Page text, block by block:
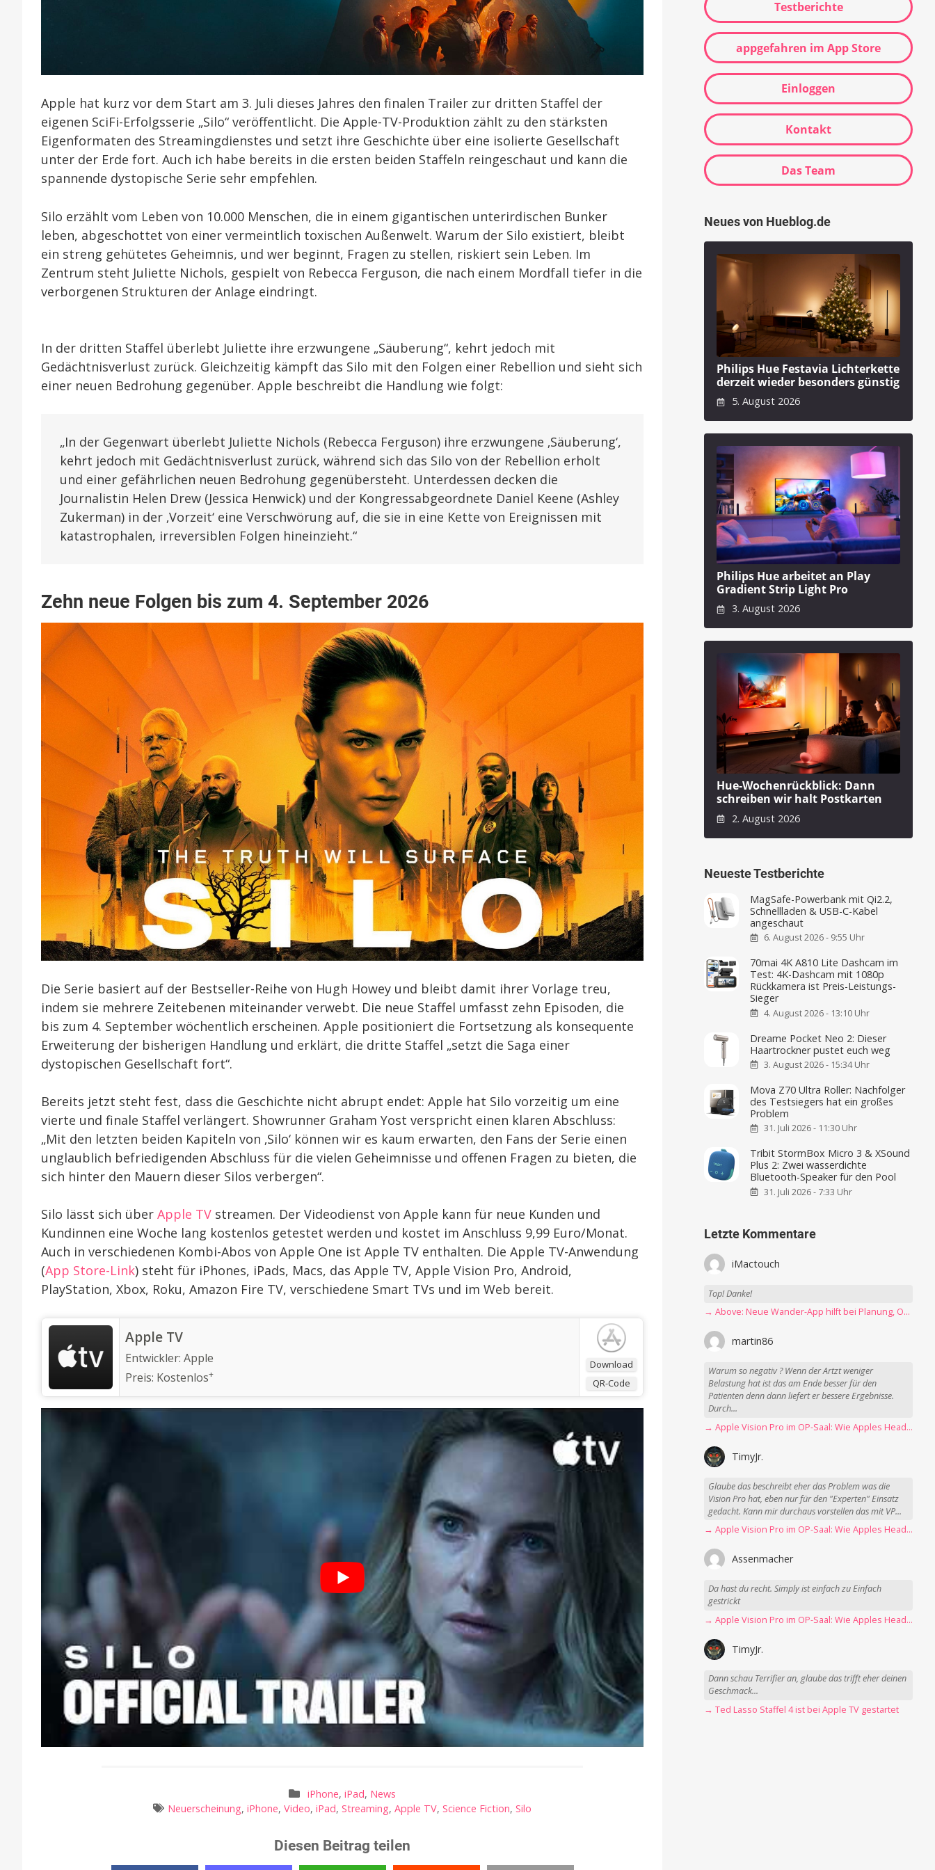
Apple hat kurz vor dem Start am 3. Juli dieses Jahres den finalen Trailer zur dritten Staffel der
eigenen SciFi-Erfolgsserie „Silo“ veröffentlicht. Die Apple-TV-Produktion zählt zu den stärksten
Eigenformaten des Streamingdienstes und setzt ihre Geschichte über eine isolierte Gesellschaft
unter der Erde fort. Auch ich habe bereits in die ersten beiden Staffeln reingeschaut und kann die
spannende dystopische Serie sehr empfehlen.
Silo erzählt vom Leben von 10.000 Menschen, die in einem gigantischen unterirdischen Bunker
leben, abgeschottet von einer vermeintlich toxischen Außenwelt. Warum der Silo existiert, bleibt
ein streng gehütetes Geheimnis, und wer beginnt, Fragen zu stellen, riskiert sein Leben. Im
Zentrum steht Juliette Nichols, gespielt von Rebecca Ferguson, die nach einem Mordfall tiefer in die
verborgenen Strukturen der Anlage eindringt.
In der dritten Staffel überlebt Juliette ihre erzwungene „Säuberung“, kehrt jedoch mit
Gedächtnisverlust zurück. Gleichzeitig kämpft das Silo mit den Folgen einer Rebellion und sieht sich
einer neuen Bedrohung gegenüber. Apple beschreibt die Handlung wie folgt:
„In der Gegenwart überlebt Juliette Nichols (Rebecca Ferguson) ihre erzwungene ‚Säuberung‘,
kehrt jedoch mit Gedächtnisverlust zurück, während sich das Silo von der Rebellion erholt
und einer gefährlichen neuen Bedrohung gegenübersteht. Unterdessen decken die
Journalistin Helen Drew (Jessica Henwick) und der Kongressabgeordnete Daniel Keene (Ashley
Zukerman) in der ‚Vorzeit‘ eine Verschwörung auf, die sie in eine Kette von Ereignissen mit
katastrophalen, irreversiblen Folgen hineinzieht.“
Zehn neue Folgen bis zum 4. September 2026
Die Serie basiert auf der Bestseller-Reihe von Hugh Howey und bleibt damit ihrer Vorlage treu,
indem sie mehrere Zeitebenen miteinander verwebt. Die neue Staffel umfasst zehn Episoden, die
bis zum 4. September wöchentlich erscheinen. Apple positioniert die Fortsetzung als konsequente
Erweiterung der bisherigen Handlung und erklärt, die dritte Staffel „setzt die Saga einer
dystopischen Gesellschaft fort“.
Bereits jetzt steht fest, dass die Geschichte nicht abrupt endet: Apple hat Silo vorzeitig um eine
vierte und finale Staffel verlängert. Showrunner Graham Yost verspricht einen klaren Abschluss:
„Mit den letzten beiden Kapiteln von ‚Silo‘ können wir es kaum erwarten, den Fans der Serie einen
unglaublich befriedigenden Abschluss für die vielen Geheimnisse und offenen Fragen zu bieten, die
sich hinter den Mauern dieser Silos verbergen“.
Silo lässt sich über Apple TV streamen. Der Videodienst von Apple kann für neue Kunden und
Kundinnen eine Woche lang kostenlos getestet werden und kostet im Anschluss 9,99 Euro/Monat.
Auch in verschiedenen Kombi-Abos von Apple One ist Apple TV enthalten. Die Apple TV-Anwendung
(App Store-Link) steht für iPhones, iPads, Macs, das Apple TV, Apple Vision Pro, Android,
PlayStation, Xbox, Roku, Amazon Fire TV, verschiedene Smart TVs und im Web bereit.
Download
QR-Code
‎Apple TV
Entwickler: Apple
Preis: Kostenlos+
iPhone, iPad, News
Neuerscheinung,iPhone,Video,iPad,Streaming,Apple TV,Science Fiction,Silo
Diesen Beitrag teilen
Testberichte
appgefahren im App Store
Einloggen
Kontakt
Das Team
Neues von Hueblog.de
Philips Hue Festavia Lichterkette
derzeit wieder besonders günstig
5. August 2026
Philips Hue arbeitet an Play
Gradient Strip Light Pro
3. August 2026
Hue-Wochenrückblick: Dann
schreiben wir halt Postkarten
2. August 2026
Neueste Testberichte
MagSafe-Powerbank mit Qi2.2,
Schnellladen & USB-C-Kabel
angeschaut
6. August 2026 - 9:55 Uhr
70mai 4K A810 Lite Dashcam im
Test: 4K-Dashcam mit 1080p
Rückkamera ist Preis-Leistungs-
Sieger
4. August 2026 - 13:10 Uhr
Dreame Pocket Neo 2: Dieser
Haartrockner pustet euch weg
3. August 2026 - 15:34 Uhr
Mova Z70 Ultra Roller: Nachfolger
des Testsiegers hat ein großes
Problem
31. Juli 2026 - 11:30 Uhr
Tribit StormBox Micro 3 & XSound
Plus 2: Zwei wasserdichte
Bluetooth-Speaker für den Pool
31. Juli 2026 - 7:33 Uhr
Letzte Kommentare
iMactouch
Top! Danke!
→ Above: Neue Wander-App hilft bei Planung, Orientierung und Erinnerungen
martin86
Warum so negativ ? Wenn der Artzt weniger
Belastung hat ist das am Ende besser für den
Patienten denn dann liefert er bessere Ergebnisse.
Durch...
→ Apple Vision Pro im OP-Saal: Wie Apples Headset Operationen beschleunigt
TimyJr.
Glaube das beschreibt eher das Problem was die
Vision Pro hat, eben nur für den "Experten" Einsatz
gedacht. Kann mir durchaus vorstellen das mit VP...
→ Apple Vision Pro im OP-Saal: Wie Apples Headset Operationen beschleunigt
Assenmacher
Da hast du recht. Simply ist einfach zu Einfach
gestrickt
→ Apple Vision Pro im OP-Saal: Wie Apples Headset Operationen beschleunigt
TimyJr.
Dann schau Terrifier an, glaube das trifft eher deinen
Geschmack...
→ Ted Lasso Staffel 4 ist bei Apple TV gestartet